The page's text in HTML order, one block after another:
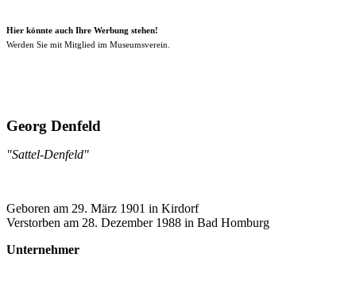
Hier könnte auch Ihre Werbung stehen!
Werden Sie mit Mitglied im Museumsverein.
Georg Denfeld
"Sattel-Denfeld"
Geboren am 29. März 1901 in Kirdorf
Verstorben am 28. Dezember 1988 in Bad Homburg
Unternehmer